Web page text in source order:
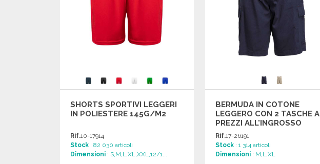
SHORTS SPORTIVI LEGGERI
IN POLIESTERE 145G/M2
Rif.10-17914
Stock : 82 030 articoli
Dimensioni : S,M,L,XL,XXL,12/1...
BERMUDA IN COTONE
LEGGERO CON 2 TASCHE A
PREZZI ALL'INGROSSO
Rif.17-26191
Stock : 1 314 articoli
Dimensioni : M,L,XL